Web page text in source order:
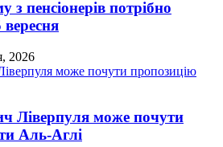
з пенсіонерів потрібно
2026
Ліверпуля може почути
Аль-Аглі